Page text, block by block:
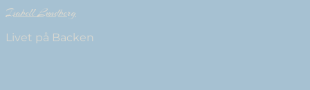
Isabell Lundberg
Livet på Backen